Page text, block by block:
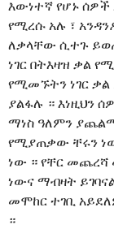
እውነተኛ የሆኑ
የሚረሱ አሉ ፣
ለቃላቸው ሲተጉ
ነገር በትእዛዝ ቃል
የሚመኙትን ነገር
ያልፋሉ ። እነዚህን
ማነስ ዓለምን
የሚያጠቃው ቸሩን
ነው ። የቸር መጨረሻ
ነውና ማብዛት
መሞከር ተገቢ
።